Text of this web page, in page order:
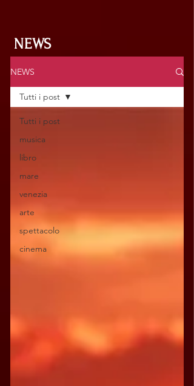
NEWS
NEWS
Tutti i post
musica
libro
mare
venezia
arte
spettacolo
cinema
Tutti i post